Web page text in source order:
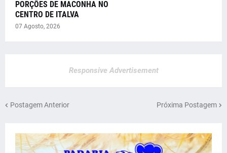
PORÇÕES DE MACONHA NO
CENTRO DE ITALVA
07 Agosto, 2026
Responsive Advertisement
Postagem Anterior Próxima Postagem